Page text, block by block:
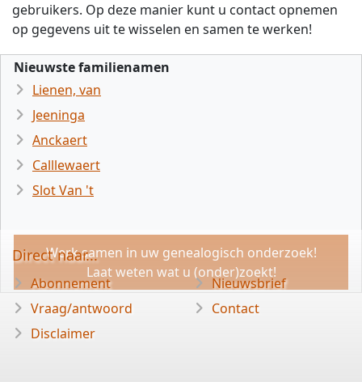
gebruikers. Op deze manier kunt u contact opnemen
op gegevens uit te wisselen en samen te werken!
Nieuwste familienamen
Lienen, van
Jeeninga
Anckaert
Calllewaert
Slot Van 't
Werk samen in uw genealogisch onderzoek!
Laat weten wat u (onder)zoekt!
Direct naar...
Abonnement
Vraag/antwoord
Disclaimer
Nieuwsbrief
Contact